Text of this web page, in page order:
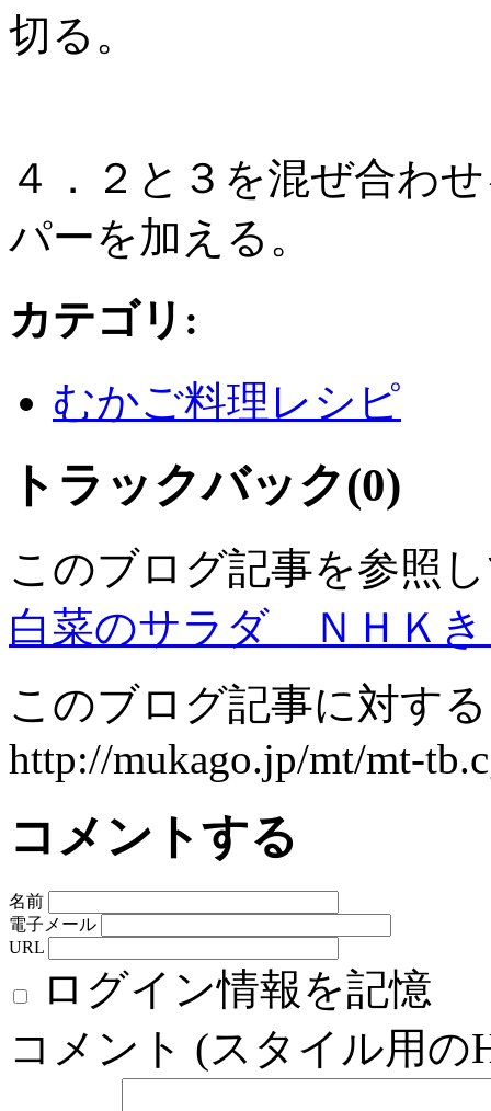
切る。
４．２と３を混ぜ合わ
パーを加える。
カテゴリ :
むかご料理レシピ
トラックバック(0)
このブログ記事を参照
白菜のサラダ ＮＨＫき
このブログ記事に対す
http://mukago.jp/mt/mt-
コメントする
名前
電子メール
URL
ログイン情報を記憶
コメント (スタイル用